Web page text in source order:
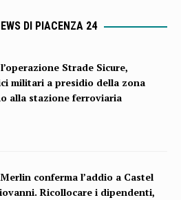
DI PIACENZA 24
Strade Sicure,
militari a presidio della zona
alla stazione ferroviaria
conferma l’addio a Castel
Ricollocare i dipendenti,